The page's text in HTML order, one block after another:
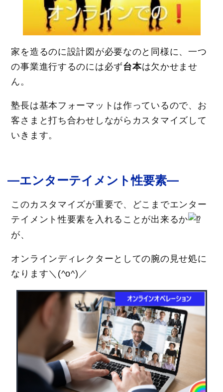
家を造るのに設計図が必要なのと同様に、一つ
の事業進行するのには必ず台本は欠かせませ
ん。
塾長は基本フォーマットは作っているので、お
客さまと打ち合わせしながらカスタマイズして
いきます。
―エンターテイメント性要素―
このカスタマイズが重要で、どこまでエンター
テイメント性要素を入れることが出来るか
が、
オンラインディレクターとしての腕の見せ処に
なります＼(^o^)／